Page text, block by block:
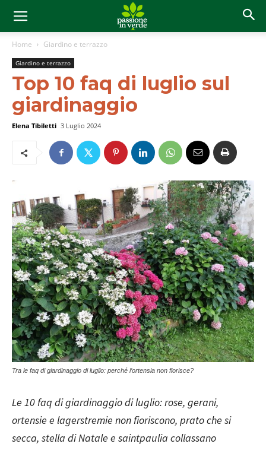
Home Giardino e terrazzo
Giardino e terrazzo
Top 10 faq di luglio sul
giardinaggio
Elena Tibiletti 3 Luglio 2024
Tra le faq di giardinaggio di luglio: perché l’ortensia non fiorisce?
Le 10 faq di giardinaggio di luglio: rose, gerani,
ortensie e lagerstremie non fioriscono, prato che si
secca, stella di Natale e saintpaulia collassano